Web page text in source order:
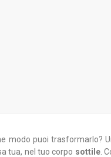
puoi trasformarlo?
tua, nel tuo corpo sottile.